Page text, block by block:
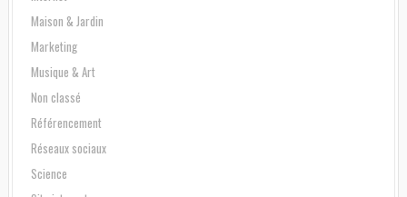
Maison & Jardin
Marketing
Musique & Art
Non classé
Référencement
Réseaux sociaux
Science